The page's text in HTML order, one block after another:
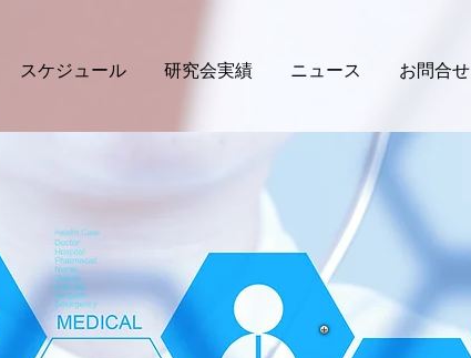
スケジュール 研究会実績 ニュース お問合せ